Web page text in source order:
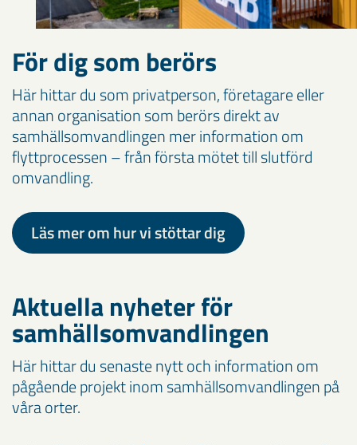
För dig som berörs
Här hittar du som privatperson, företagare eller
annan organisation som berörs direkt av
samhällsomvandlingen mer information om
flyttprocessen – från första mötet till slutförd
omvandling.
Läs mer om hur vi stöttar dig
Aktuella nyheter för
samhällsomvandlingen
Här hittar du senaste nytt och information om
pågående projekt inom samhällsomvandlingen på
våra orter.